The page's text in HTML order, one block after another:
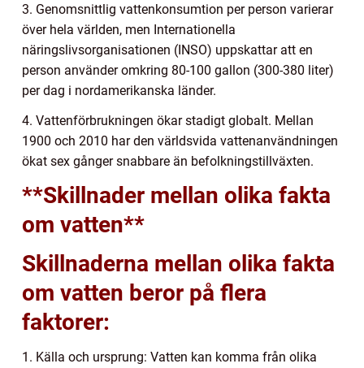
3. Genomsnittlig vattenkonsumtion per person varierar
över hela världen, men Internationella
näringslivsorganisationen (INSO) uppskattar att en
person använder omkring 80-100 gallon (300-380 liter)
per dag i nordamerikanska länder.
4. Vattenförbrukningen ökar stadigt globalt. Mellan
1900 och 2010 har den världsvida vattenanvändningen
ökat sex gånger snabbare än befolkningstillväxten.
**Skillnader mellan olika fakta
om vatten**
Skillnaderna mellan olika fakta
om vatten beror på flera
faktorer:
1. Källa och ursprung: Vatten kan komma från olika